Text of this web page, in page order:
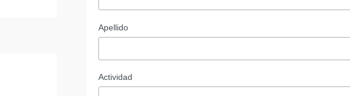
Apellido
Actividad